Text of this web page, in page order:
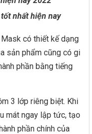
nhất hiện nay
có thiết kế dạng
sản phẩm cũng có gi
phần bằng tiếng
3 lớp riêng biệt. Khi
mát ngay lập tức, tạo
phần chính của